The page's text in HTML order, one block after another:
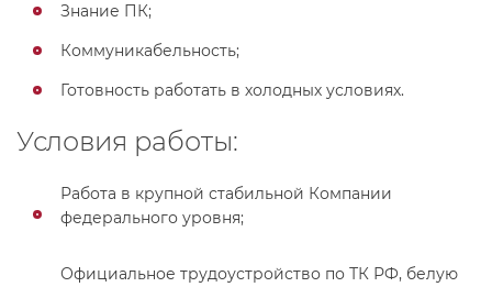
Знание ПК;
Коммуникабельность;
Готовность работать в холодных условиях.
Условия работы:
Работа в крупной стабильной Компании
федерального уровня;
Официальное трудоустройство по ТК РФ, белую